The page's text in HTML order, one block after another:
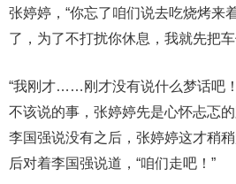
张婷婷，“你忘了咱们说去吃烧烤来
了，为了不打扰你休息，我就先把
“我刚才……刚才没有说什么梦话吧
不该说的事，张婷婷先是心怀忐忑
李国强说没有之后，张婷婷这才稍
后对着李国强说道，“咱们走吧！”